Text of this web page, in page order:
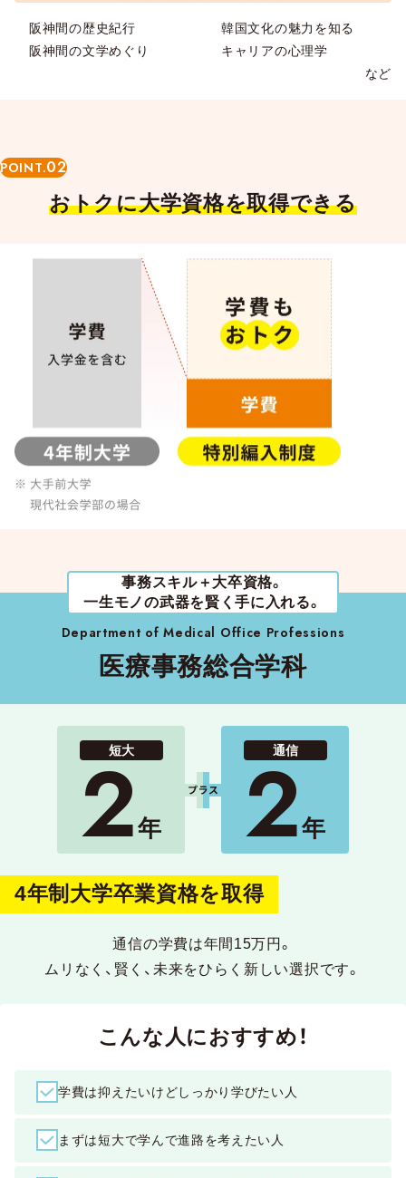
阪神間の歴史紀行
阪神間の文学めぐり
韓国文化の魅力を知る
キャリアの心理学
など
POINT.02
おトクに大学資格を取得できる
事務スキル＋大卒資格。
一生モノの武器を賢く手に入れる。
Department of Medical Office Professions
医療事務総合学科
短大
2年
通信
2年
4年制大学卒業資格を取得
通信の学費は年間15万円。
ムリなく、賢く、未来をひらく新しい選択です。
こんな人におすすめ！
学費は抑えたいけどしっかり学びたい人
まずは短大で学んで進路を考えたい人